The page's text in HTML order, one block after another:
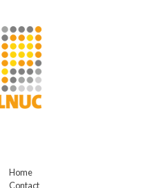
Home
Contact